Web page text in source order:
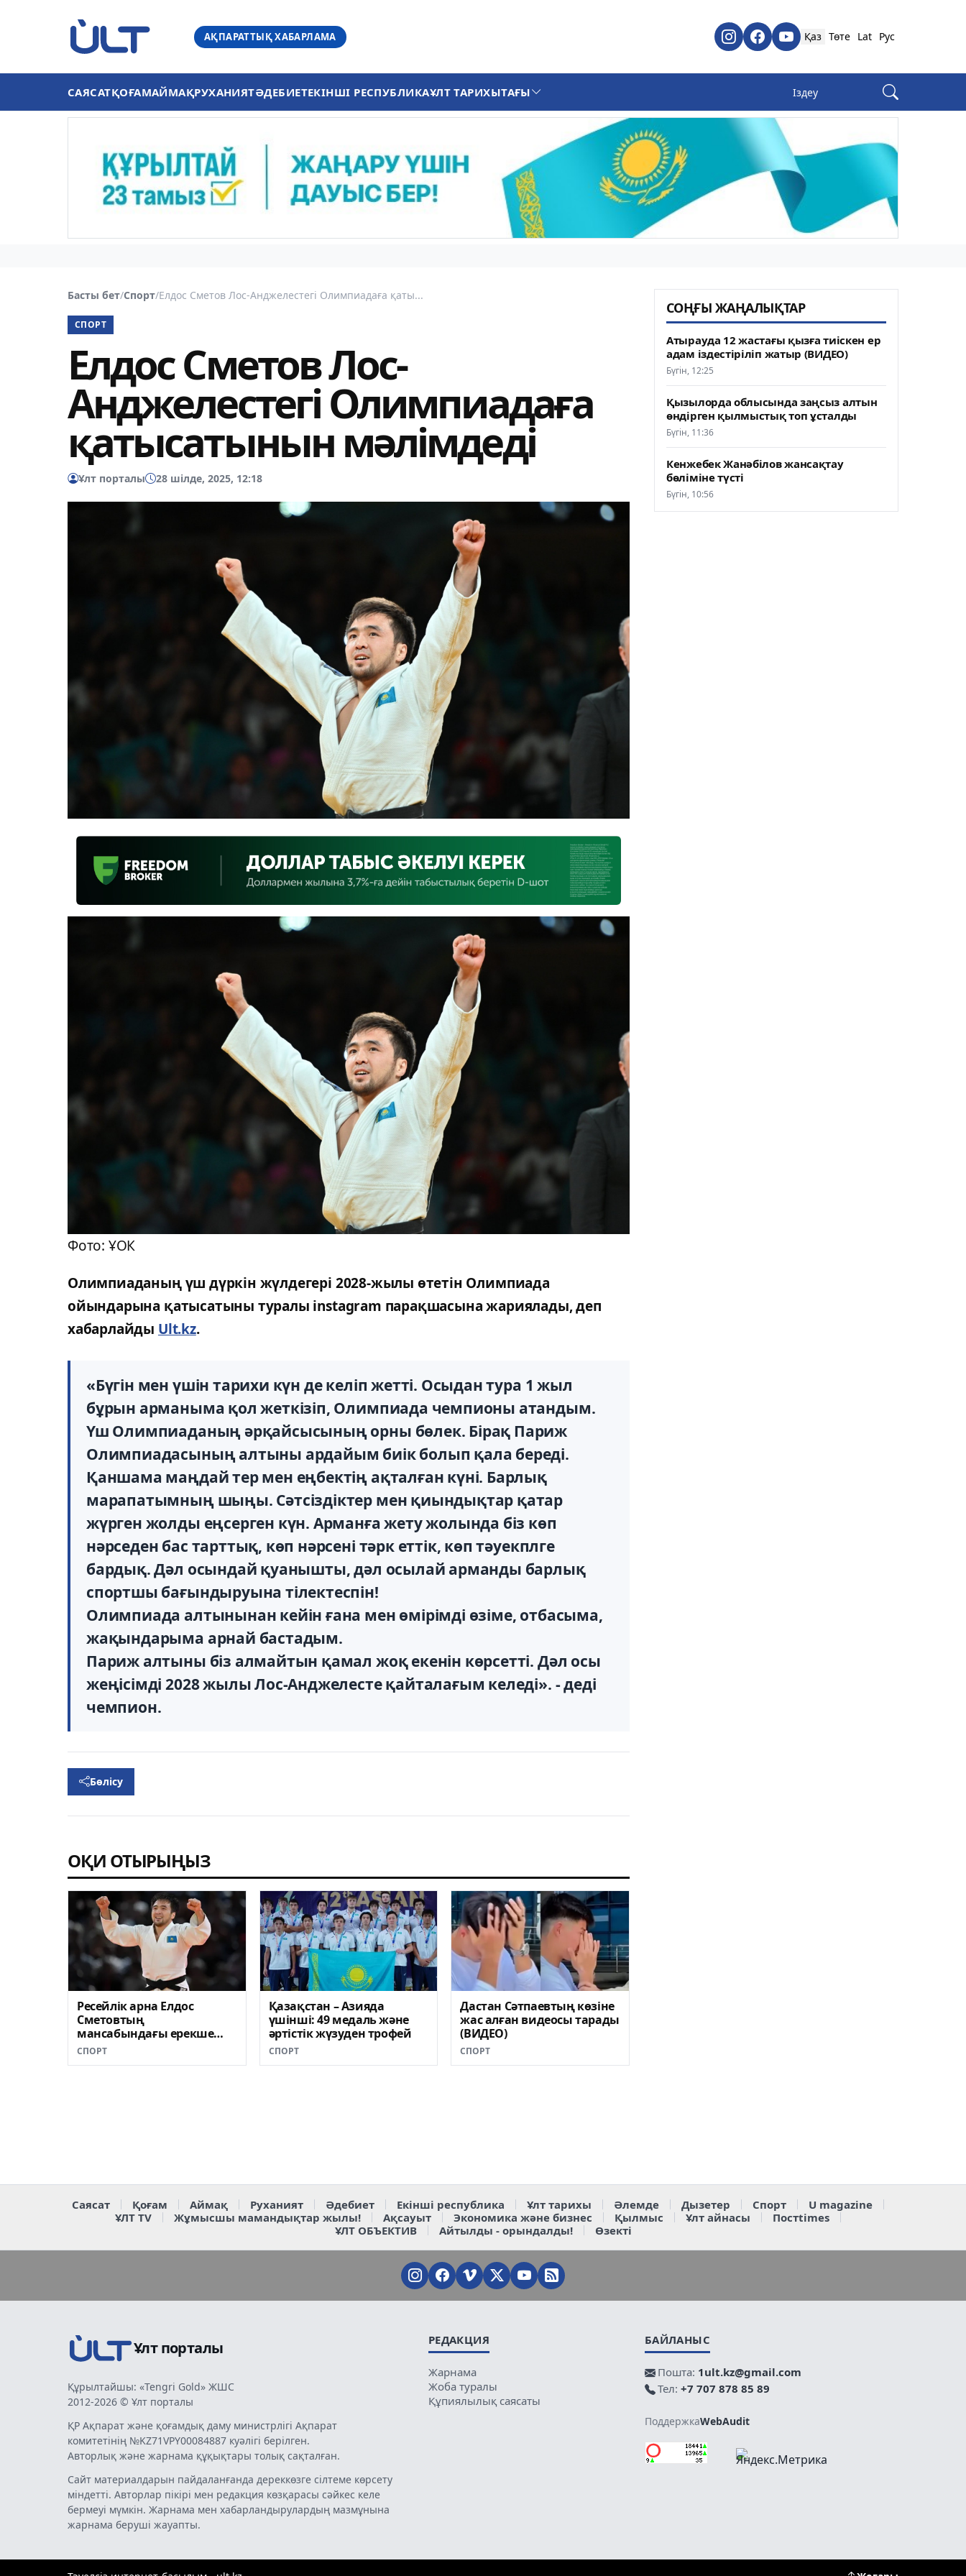
АҚПАРАТТЫҚ ХАБАРЛАМА Қаз Төте Lat Рус
САЯСАТҚОҒАМАЙМАҚРУХАНИЯТӘДЕБИЕТЕКІНШІ РЕСПУБЛИКАҰЛТ ТАРИХЫТАҒЫ
Басты бет/Спорт/Елдос Сметов Лос-Анджелестегі Олимпиадаға қаты...
СПОРТ
Елдос Сметов Лос-
Анджелестегі Олимпиадаға
қатысатынын мәлімдеді
Ұлт порталы 28 шілде, 2025, 12:18
Фото: ҰОК
Олимпиаданың үш дүркін жүлдегері 2028-жылы өтетін Олимпиада
ойындарына қатысатыны туралы instagram парақшасына жариялады, деп
хабарлайды Ult.kz.
«Бүгін мен үшін тарихи күн де келіп жетті. Осыдан тура 1 жыл
бұрын арманыма қол жеткізіп, Олимпиада чемпионы атандым.
Үш Олимпиаданың әрқайсысының орны бөлек. Бірақ Париж
Олимпиадасының алтыны ардайым биік болып қала береді.
Қаншама маңдай тер мен еңбектің ақталған күні. Барлық
марапатымның шыңы. Сәтсіздіктер мен қиындықтар қатар
жүрген жолды еңсерген күн. Арманға жету жолында біз көп
нәрседен бас тарттық, көп нәрсені тәрк еттік, көп тәуекплге
бардық. Дәл осындай қуанышты, дәл осылай арманды барлық
спортшы бағындыруына тілектеспін!
Олимпиада алтынынан кейін ғана мен өмірімді өзіме, отбасыма,
жақындарыма арнай бастадым.
Париж алтыны біз алмайтын қамал жоқ екенін көрсетті. Дәл осы
жеңісімді 2028 жылы Лос-Анджелесте қайталағым келеді». - деді
чемпион.
Бөлісу
ОҚИ ОТЫРЫҢЫЗ
Ресейлік арна Елдос
Сметовтың
мансабындағы ерекше
заңдылыққа назар
СПОРТ
Қазақстан – Азияда
үшінші: 49 медаль жəне
əртістік жүзуден трофей
СПОРТ
Дастан Сәтпаевтың көзіне
жас алған видеосы тарады
(ВИДЕО)
СПОРТ
СОҢҒЫ ЖАҢАЛЫҚТАР
Атырауда 12 жастағы қызға тиіскен ер
адам іздестіріліп жатыр (ВИДЕО)
Бүгін, 12:25
Қызылорда облысында заңсыз алтын
өндірген қылмыстық топ ұсталды
Бүгін, 11:36
Кенжебек Жанәбілов жансақтау
бөліміне түсті
Бүгін, 10:56
Саясат Қоғам Аймақ Руханият Әдебиет Екінші республика Ұлт тарихы Әлемде Дызетер Спорт
U magazine
ҰЛТ TV
Жұмысшы мамандықтар жылы! Ақсауыт Экономика және бизнес Қылмыс Ұлт айнасы
Постtimes
ҰЛТ ОБЪЕКТИВ
Айтылды - орындалды! Өзекті
Ұлт порталы
Құрылтайшы: «Tengri Gold» ЖШС
2012-2026 © Ұлт порталы
ҚР Ақпарат және қоғамдық даму министрлігі Ақпарат
комитетінің №KZ71VPY00084887 куәлігі берілген.
Авторлық және жарнама құқықтары толық сақталған.
Сайт материалдарын пайдаланғанда дереккөзге сілтеме көрсету
міндетті. Авторлар пікірі мен редакция көзқарасы сәйкес келе
бермеуі мүмкін. Жарнама мен хабарландырулардың мазмұнына
жарнама беруші жауапты.
РЕДАКЦИЯ
Жарнама
Жоба туралы
Құпиялылық саясаты
БАЙЛАНЫС
Пошта: 1ult.kz@gmail.com
Тел: +7 707 878 85 89
ПоддержкаWebAudit